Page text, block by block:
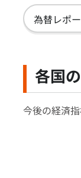
為替レポ
各国
今後の経済